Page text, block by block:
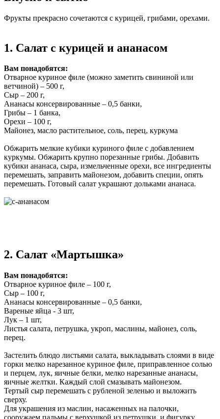
Фрукты прекрасно сочетаются с курицей, грибами, орехами.
1. Салат с курицей и ананасом
Вам понадобятся:
Отварное куриное филе (можно заметить свининой или
ветчиной) – 500 г,
Сыр – 200 г,
Ананасы консервированные – 0,5 банки,
Грибы – 1 банка,
Орехи – 100 г,
Майонез, масло растительное, соль, перец, куркума
Обжарить мелкие кубики куриного филе с добавлением
куркумы. Обжарить крупно порезанные грибы. Добавить
кубики ананаса, сыра, измельченные орехи, все ингредиенты
перемешать, заправить майонезом, добавить специи, опять
перемешать. Готовый салат украшают дольками ананаса.
2. Салат «Мартышка»
Вам понадобятся:
Отварное куриное филе – 100 г,
Сыр – 100 г,
Ананасы консервированные – 0,5 банки,
Вареные яйца - 3 шт,
Лук – 1 шт,
Листья салата, петрушка, укроп, маслины, майонез, соль,
перец.
Застелить блюдо листьями салата, выкладывать слоями в виде
горки мелко нарезанное куриное филе, приправленное солью
и перцем, лук, яичные белки, мелко нарезанные ананасы,
яичные желтки. Каждый слой смазывать майонезом.
Тертый сыр перемешать с рубленой зеленью и выложить
сверху.
Для украшения из маслин, насаженных на палочки,